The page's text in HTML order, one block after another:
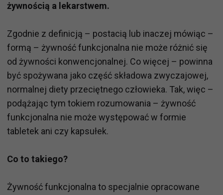
żywnością a lekarstwem.
Zgodnie z definicją – postacią lub inaczej mówiąc –
formą – żywność funkcjonalna nie może różnić się
od żywności konwencjonalnej. Co więcej – powinna
być spożywana jako część składowa zwyczajowej,
normalnej diety przeciętnego człowieka. Tak, więc –
podążając tym tokiem rozumowania – żywność
funkcjonalna nie może występować w formie
tabletek ani czy kapsułek.
Co to takiego?
Żywność funkcjonalna to specjalnie opracowane